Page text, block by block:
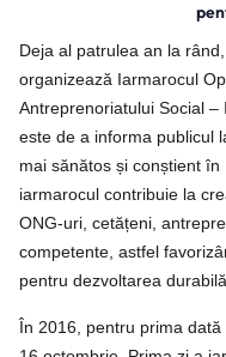
Deja al patrulea an la
organizează Iarmarocul
Antreprenoriatului Social
este de a informa publicul
mai sănătos și conștient
iarmarocul contribuie la
ONG-uri, cetățeni,
competente, astfel
pentru dezvoltarea
În 2016, pentru prima